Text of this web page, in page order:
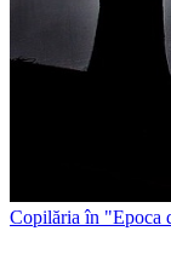
Copilăria în "Epoca